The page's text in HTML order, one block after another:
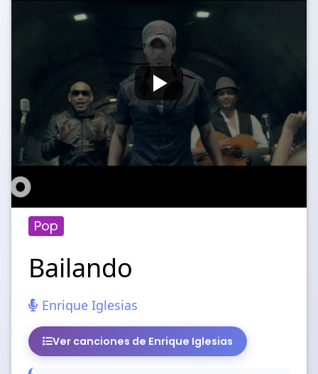
Pop
Bailando
Enrique Iglesias
Ver canciones de Enrique Iglesias